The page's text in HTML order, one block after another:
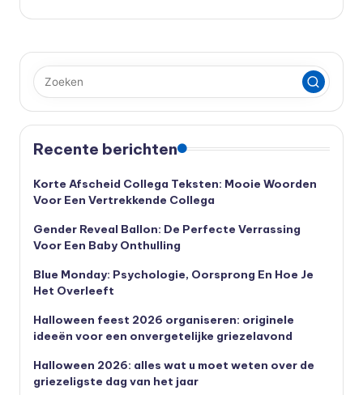
Recente berichten
Korte Afscheid Collega Teksten: Mooie Woorden
Voor Een Vertrekkende Collega
Gender Reveal Ballon: De Perfecte Verrassing
Voor Een Baby Onthulling
Blue Monday: Psychologie, Oorsprong En Hoe Je
Het Overleeft
Halloween feest 2026 organiseren: originele
ideeën voor een onvergetelijke griezelavond
Halloween 2026: alles wat u moet weten over de
griezeligste dag van het jaar